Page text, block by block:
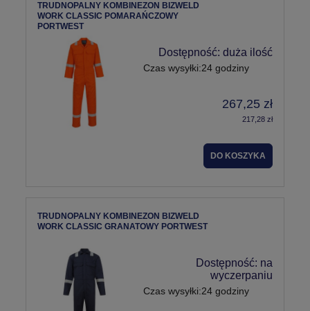
TRUDNOPALNY KOMBINEZON BIZWELD
WORK CLASSIC POMARAŃCZOWY
PORTWEST
Dostępność: duża ilość
Czas wysyłki:24 godziny
267,25 zł
217,28 zł
DO KOSZYKA
TRUDNOPALNY KOMBINEZON BIZWELD
WORK CLASSIC GRANATOWY PORTWEST
Dostępność: na
wyczerpaniu
Czas wysyłki:24 godziny